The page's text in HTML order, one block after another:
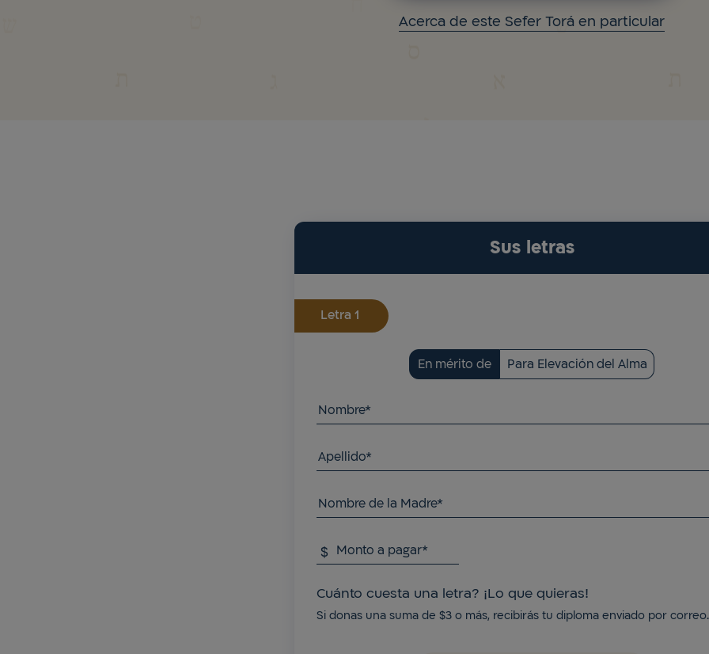
Acerca de este Sefer Torá en particular
Sus letras
Letra
En mérito de Para Elevación del Alma
Nombre*
Apellido*
Nombre de la Madre*
Monto a pagar*
$
Cuánto cuesta una letra? ¡Lo que quieras!
Si donas una suma de $3 o más, recibirás tu diploma enviado por correo.